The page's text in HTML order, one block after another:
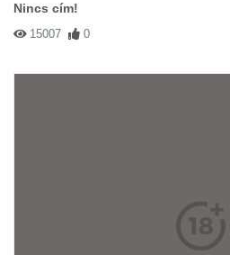
Nincs cím!
15007 0